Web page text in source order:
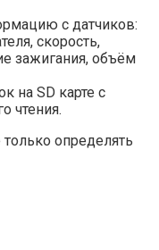
с датчиков:
скорость,
зажигания, объём
на SD карте с
чтения.
определять